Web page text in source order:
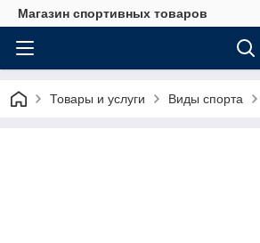
Магазин спортивных товаров
Товары и услуги Виды спорта